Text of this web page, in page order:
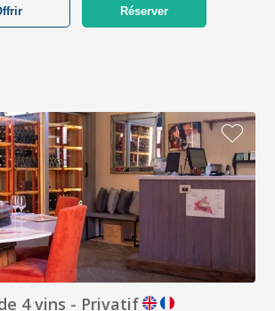
Réserver
4 vins - Privatif